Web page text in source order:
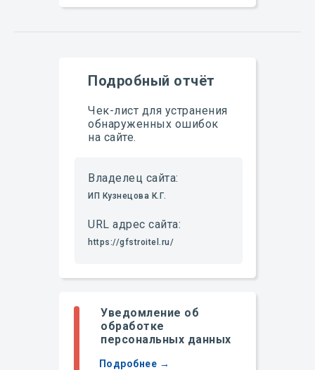
Чек-лист для устранения
обнаруженных ошибок
на сайте.
https://gfstroitel.ru/
Подробный отчёт
ИП Кузнецова К.Г.
URL адрес сайта:
Владелец сайта:
Уведомление об
обработке
персональных данных
Подробнее →